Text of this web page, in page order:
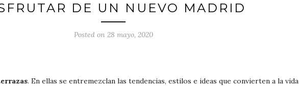
DE UN NUEVO MADRID
Posted on 28 mayo, 2020
. En ellas se entremezclan las tendencias, estilos e ideas que convierten a la vida